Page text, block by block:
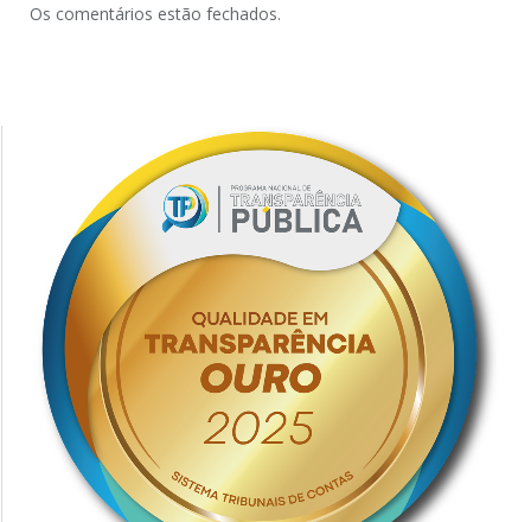
Os comentários estão fechados.